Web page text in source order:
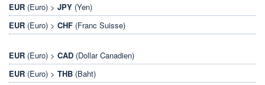
EUR (Euro) > JPY (Yen)
EUR (Euro) > CHF (Franc Suisse)
EUR (Euro) > CAD (Dollar Canadien)
EUR (Euro) > THB (Baht)